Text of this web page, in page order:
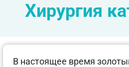
Хирургия
В настоящее время